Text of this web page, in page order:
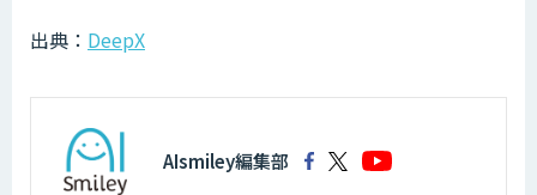
出典： DeepX
AIsmiley編集部